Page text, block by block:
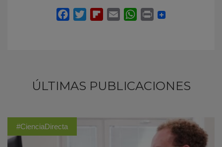
ÚLTIMAS PUBLICACIONES
#CienciaDirecta